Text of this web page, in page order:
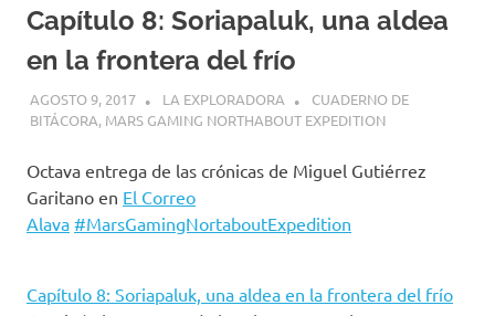
Capítulo 8: Soriapaluk, una aldea
en la frontera del frío
AGOSTO 9, 2017 LA EXPLORADORA
CUADERNO DE
BITÁCORA, MARS GAMING NORTHABOUT EXPEDITION
Octava entrega de las crónicas de Miguel Gutiérrez
Garitano en El Correo
Alava #MarsGamingNortaboutExpedition
Capítulo 8: Soriapaluk, una aldea en la frontera del frío